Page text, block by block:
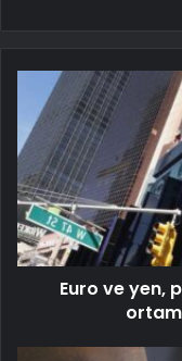
Euro ve yen,